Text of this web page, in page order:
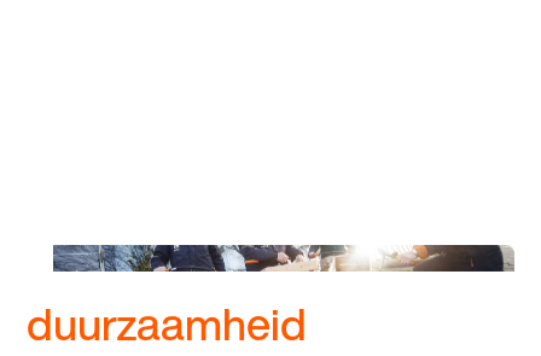
duurzaamheid